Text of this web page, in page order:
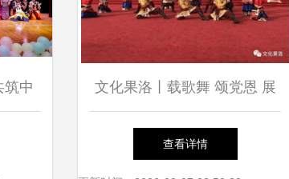
筑中
民
文化果洛丨载歌舞 颂党恩 展
幸福
查看详情